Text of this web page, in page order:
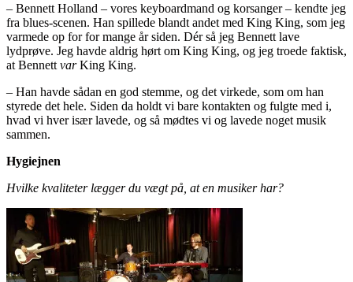
– Bennett Holland – vores keyboardmand og korsanger – kendte jeg
fra blues-scenen. Han spillede blandt andet med King King, som jeg
varmede op for for mange år siden. Dér så jeg Bennett lave
lydprøve. Jeg havde aldrig hørt om King King, og jeg troede faktisk,
at Bennett varKing King.
– Han havde sådan en god stemme, og det virkede, som om han
styrede det hele. Siden da holdt vi bare kontakten og fulgte med i,
hvad vi hver især lavede, og så mødtes vi og lavede noget musik
sammen.
Hygiejnen
Hvilke kvaliteter lægger du vægt på, at en musiker har?